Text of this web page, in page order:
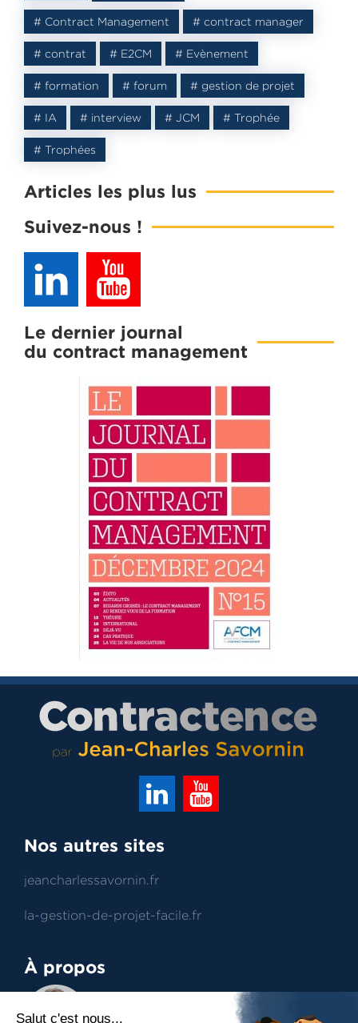
# Contract Management # contract manager
# contrat # E2CM # Evènement
# formation # forum # gestion de projet
# IA # interview # JCM # Trophée
# Trophées
Articles les plus lus
Suivez-nous !
Le dernier journal
du contract management
Nos autres sites
jeancharlessavornin.fr
la-gestion-de-projet-facile.fr
À propos
Jean-Charles Savornin
entreprise dans lamise en place de son département
Management.
Inscrivez-vous et recevez leeBookgratuit